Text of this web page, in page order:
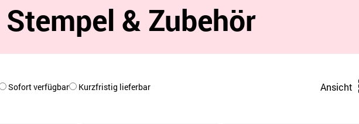
Stempel & Zubehör
Sofort verfügbar Kurzfristig lieferbar Ansicht